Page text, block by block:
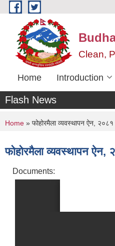
Skip to main content
Clean,
Home Introduction
Flash News
You are here
Home » फोहोरमैला व्यवस्थापन ऐन, २०८१
फोहोरमैला व्यवस्थापन ऐन,
Documents: